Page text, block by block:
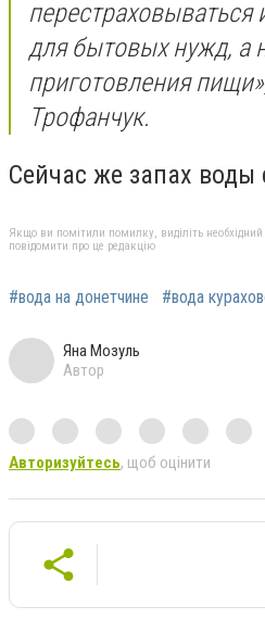
перестраховываться
для бытовых нужд, а
приготовления
Трофанчук.
Сейчас же запах
Якщо ви помітили помилку, виділіть
повідомити про це редакцію
#вода на донетчине #вода
Яна Мозуль
Автор
Авторизуйтесь, щоб оцінити